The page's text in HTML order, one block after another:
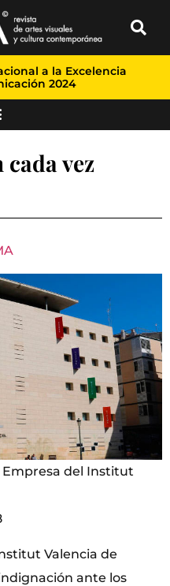
a la Excelencia
2024
cada vez
del Institut
Valencia de
ante los